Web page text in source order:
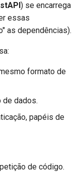
) se encarrega
essas
as dependências).
formato de
de dados.
papéis de
de código.